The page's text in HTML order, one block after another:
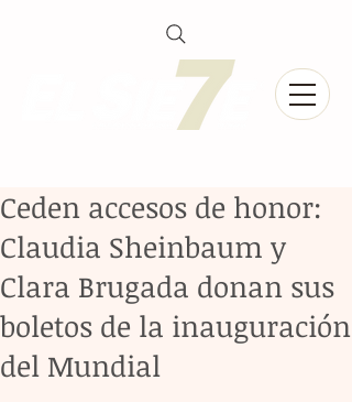
Ceden accesos de honor:
Claudia Sheinbaum y
Clara Brugada donan sus
boletos de la inauguración
del Mundial